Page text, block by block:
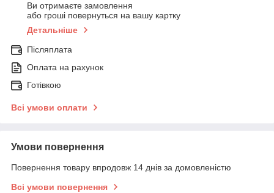
Ви отримаєте замовлення
або гроші повернуться на вашу картку
Детальніше
Післяплата
Оплата на рахунок
Готівкою
Всі умови оплати
Умови повернення
Повернення товару впродовж 14 днів за домовленістю
Всі умови повернення